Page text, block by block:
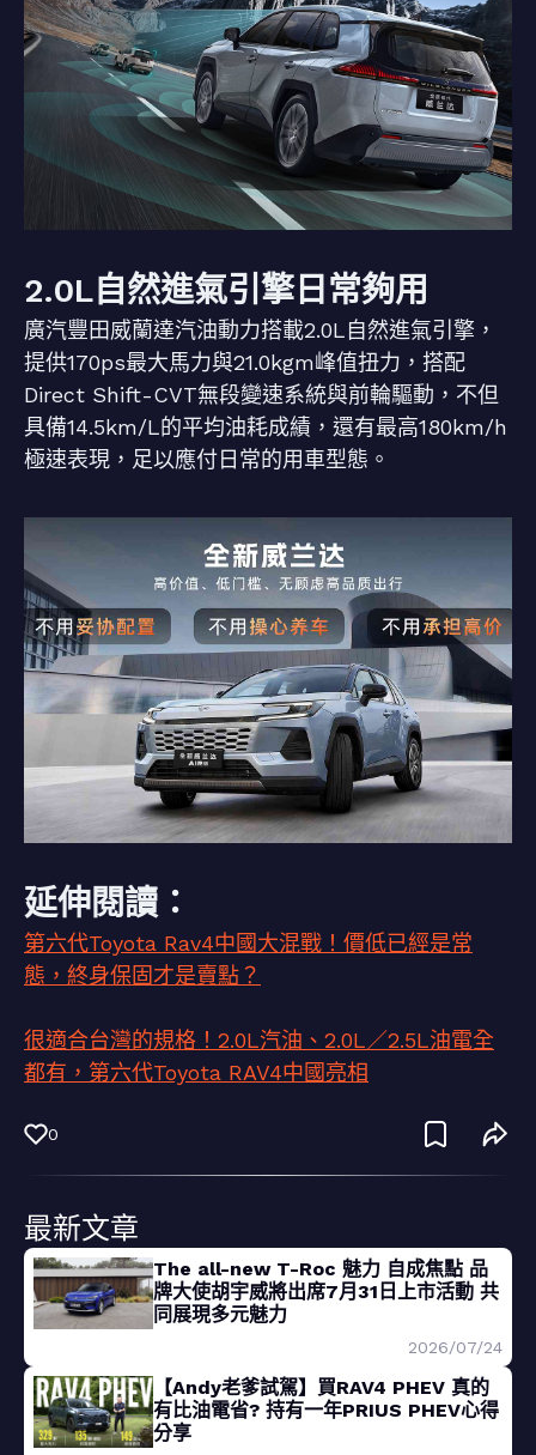
2.0L自然進氣引擎日常夠用
廣汽豐田威蘭達汽油動力搭載2.0L自然進氣引擎，
提供170ps最大馬力與21.0kgm峰值扭力，搭配
Direct Shift-CVT無段變速系統與前輪驅動，不但
具備14.5km/L的平均油耗成績，還有最高180km/h
極速表現，足以應付日常的用車型態。
延伸閱讀：
第六代Toyota Rav4中國大混戰！價低已經是常
態，終身保固才是賣點？
很適合台灣的規格！2.0L汽油、2.0L／2.5L油電全
都有，第六代Toyota RAV4中國亮相
0
最新文章
The all-new T-Roc 魅力 自成焦點 品
牌大使胡宇威將出席7月31日上市活動 共
同展現多元魅力
2026/07/24
【Andy老爹試駕】買RAV4 PHEV 真的
有比油電省? 持有一年PRIUS PHEV心得
分享